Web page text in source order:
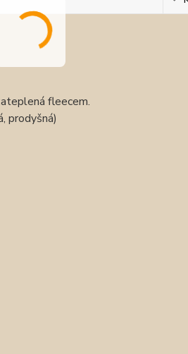
ateplená fleecem.
prodyšná)